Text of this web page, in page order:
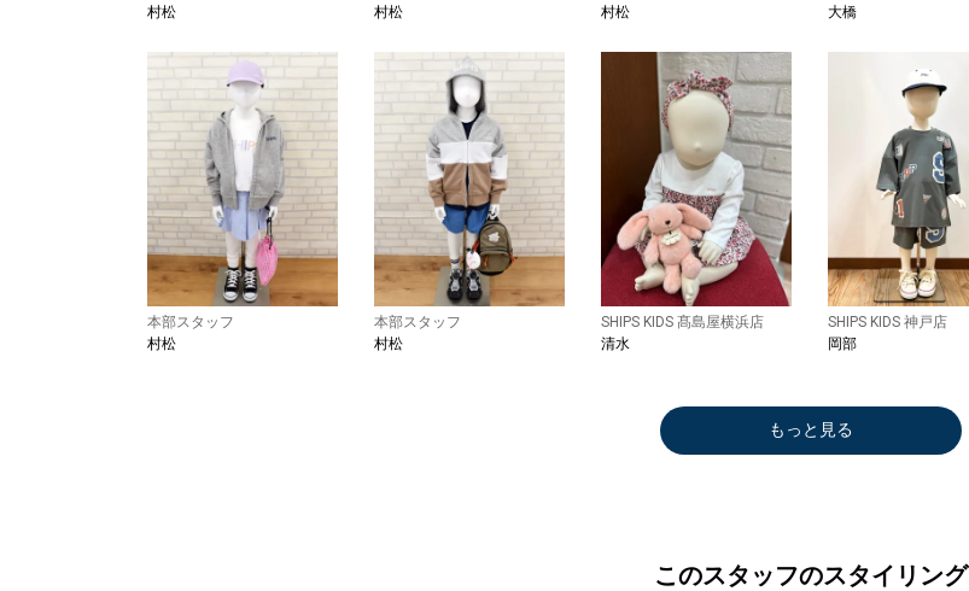
村松
村松
村松
大橋
本部スタッフ
村松
本部スタッフ
村松
SHIPS KIDS 髙島屋横浜店
清水
SHIPS KIDS 神戸店
岡部
もっと見る
このスタッフのスタイリング